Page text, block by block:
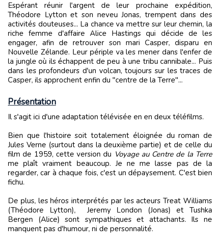
Espérant réunir l'argent de leur prochaine expédition,
Théodore Lytton et son neveu Jonas, trempent dans des
activités douteuses... La chance va mettre sur leur chemin, la
riche femme d'affaire Alice Hastings qui décide de les
engager, afin de retrouver son mari Casper, disparu en
Nouvelle Zélande. Leur périple va les mener dans l'enfer de
la jungle où ils échappent de peu à une tribu cannibale... Puis
dans les profondeurs d'un volcan, toujours sur les traces de
Casper, ils approchent enfin du "centre de la Terre"...
Présentation
Il s'agit ici d'une adaptation télévisée en en deux téléfilms.
Bien que l'histoire soit totalement éloignée du roman de
Jules Verne (surtout dans la deuxième partie) et de celle du
film de 1959, cette version du Voyage au Centre de la Terre
me plaît vraiment beaucoup. Je ne me lasse pas de la
regarder, car à chaque fois, c'est un dépaysement. C'est bien
fichu.
De plus, les héros interprétés par les acteurs Treat Williams
(Théodore Lytton), Jeremy London (Jonas) et Tushka
Bergen (Alice) sont sympathiques et attachants. Ils ne
manquent pas d'humour, ni de personnalité.